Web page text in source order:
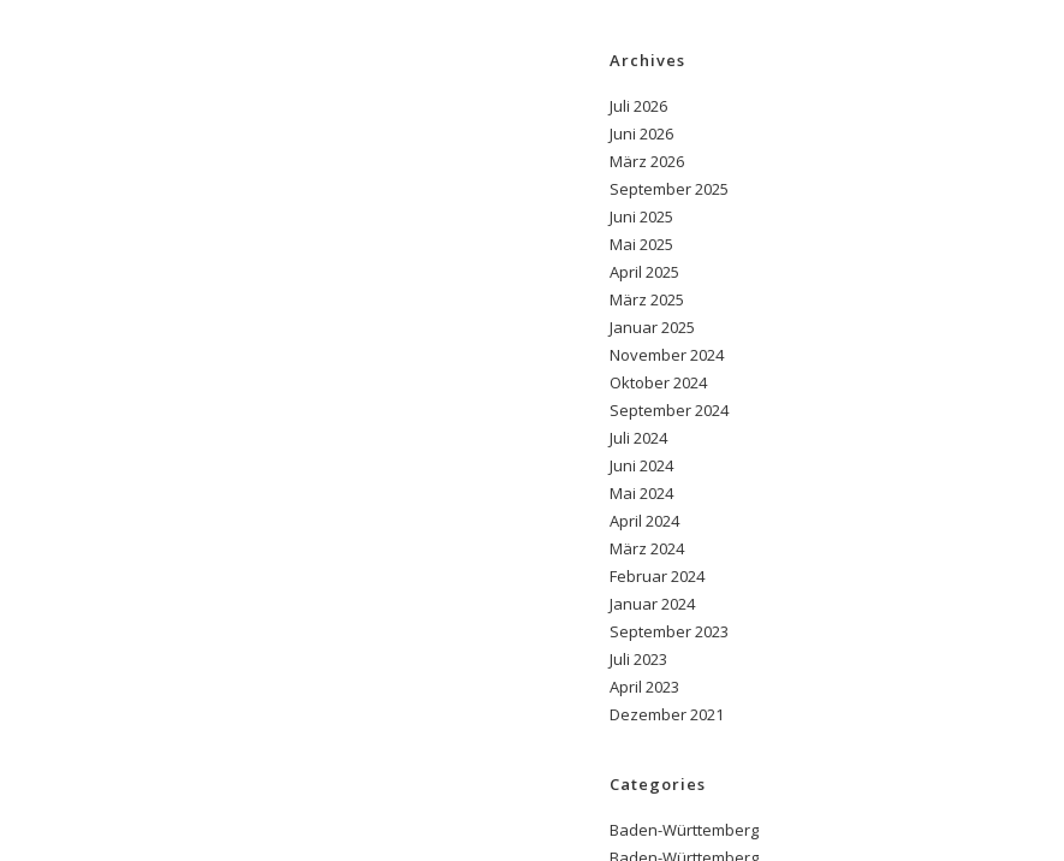
Archives
Juli 2026
Juni 2026
März 2026
September 2025
Juni 2025
Mai 2025
April 2025
März 2025
Januar 2025
November 2024
Oktober 2024
September 2024
Juli 2024
Juni 2024
Mai 2024
April 2024
März 2024
Februar 2024
Januar 2024
September 2023
Juli 2023
April 2023
Dezember 2021
Categories
Baden-Württemberg